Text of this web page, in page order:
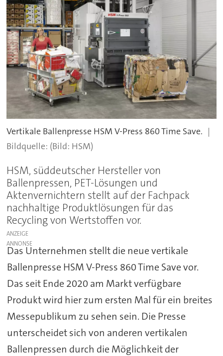
Vertikale Ballenpresse HSM V-Press 860 Time Save.
(Bild: HSM)
HSM, süddeutscher Hersteller von
Ballenpressen, PET-Lösungen und
Aktenvernichtern stellt auf der Fachpack
nachhaltige Produktlösungen für das
Recycling von Wertstoffen vor.
ANZEIGE
Das Unternehmen stellt die neue vertikale
Ballenpresse HSM V-Press 860 Time Save vor.
Das seit Ende 2020 am Markt verfügbare
Produkt wird hier zum ersten Mal für ein breites
Messepublikum zu sehen sein. Die Presse
unterscheidet sich von anderen vertikalen
Ballenpressen durch die Möglichkeit der